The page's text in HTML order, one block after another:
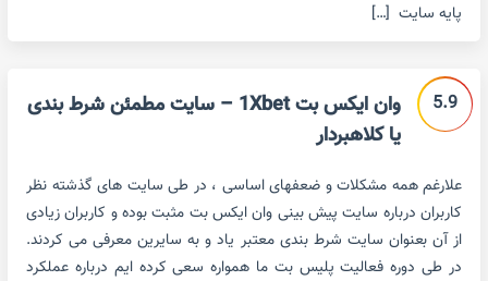
پایه سایت […]
5.9
وان ایکس بت 1Xbet – سایت مطمئن شرط بندی
یا کلاهبردار
علارغم همه مشکلات و ضعفهای اساسی ، در طی سایت های گذشته نظر
کاربران درباره سایت پیش بینی وان ایکس بت مثبت بوده و کاربران زیادی
از آن بعنوان سایت شرط بندی معتبر یاد و به سایرین معرفی می کردند.
در طی دوره فعالیت پلیس بت ما همواره سعی کرده ایم درباره عملکرد